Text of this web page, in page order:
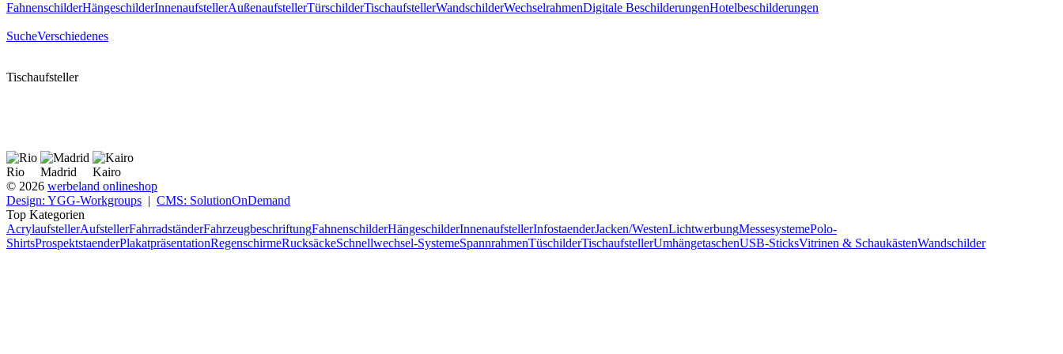
FahnenschilderHängeschilderInnenaufstellerAußenaufstellerTürschilderTischaufstellerWandschilderWechselrahmenDigitale BeschilderungenHotelbeschilderungen
SucheVerschiedenes
Tischaufsteller
Rio Madrid
Kairo
© 2026 werbeland onlineshop
Design: YGG-Workgroups | CMS: SolutionOnDemand
Top Kategorien
AcrylaufstellerAufstellerFahrradständerFahrzeugbeschriftungFahnenschilderHängeschilderInnenaufstellerInfostaenderJacken/WestenLichtwerbungMessesystemePolo-
ShirtsProspektstaenderPlakatpräsentationRegenschirmeRucksäckeSchnellwechsel-SystemeSpannrahmenTüschilderTischaufstellerUmhängetaschenUSB-SticksVitrinen & SchaukästenWandschilder